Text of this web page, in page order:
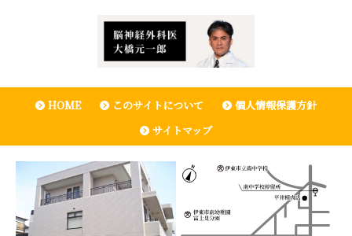
HOME このサイトについて
個人情報保護方針
サイトマップ